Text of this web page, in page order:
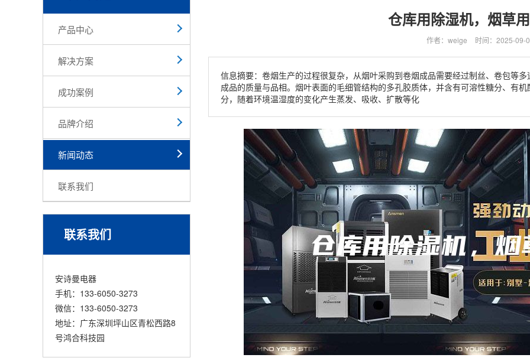
产品中心
解决方案
成功案例
品牌介绍
新闻动态
联系我们
联系我们
安诗曼电器
手机：133-6050-3273
微信：133-6050-3273
地址：广东深圳坪山区青松西路8
号鸿合科技园
仓库用除湿机，烟草
作者：weige 时间：2025-09-
信息摘要：卷烟生产的过程很复杂，从烟叶采购到卷烟成品需要经过制丝、卷包等
成品的质量与品相。烟叶表面的毛细管结构的多孔胶质体，并含有可溶性糖分、有
分，随着环境温湿度的变化产生蒸发、吸收、扩散等化